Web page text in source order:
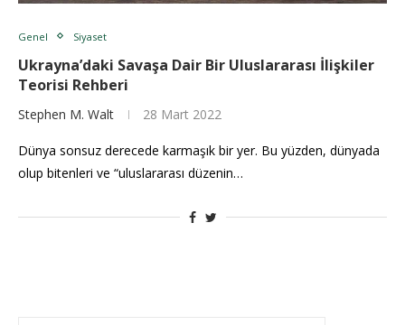
Genel Siyaset
Ukrayna’daki Savaşa Dair Bir Uluslararası İlişkiler
Teorisi Rehberi
Stephen M. Walt 28 Mart 2022
Dünya sonsuz derecede karmaşık bir yer. Bu yüzden, dünyada
olup bitenleri ve “uluslararası düzenin…